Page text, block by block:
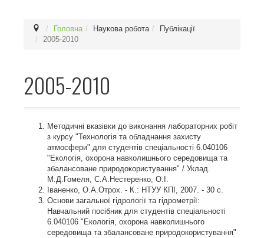
Головна Наукова робота
Публікації
2005-2010
2005-2010
Методичні вказівки до виконання лабораторних робіт
з курсу "Технологія та обладнання захисту
атмосфери" для студентів спеціальності 6.040106
"Екологія, охорона навколишнього середовища та
збалансоване природокористування" / Уклад.
М.Д.Гомеля, С.А.Нестеренко, О.І.
Іваненко, О.А.Отрох. - К.: НТУУ КПІ, 2007. - 30 с.
Основи загальної гідрології та гідрометрії:
Навчальний посібник для студентів спеціальності
6.040106 "Екологія, охорона навколишнього
середовища та збалансоване природокористування"